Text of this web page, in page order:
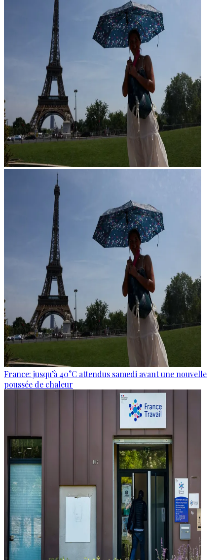
France: jusqu’à 40°C attendus samedi avant une nouvelle
poussée de chaleur